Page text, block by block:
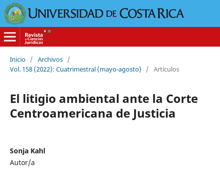
Inicio / Archivos /
Vol. 158 (2022): Cuatrimestral (mayo-agosto)
/ Artículos
El litigio ambiental ante la Corte
Centroamericana de Justicia
Sonja Kahl
Autor/a